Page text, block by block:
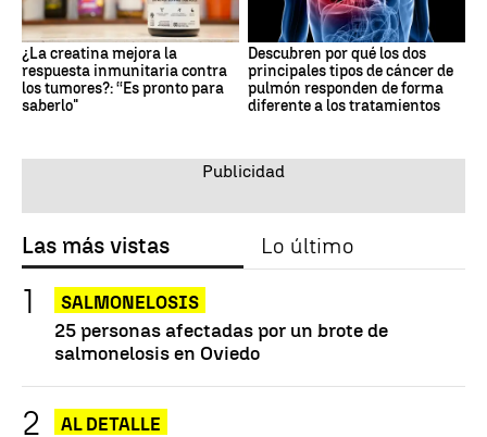
¿La creatina mejora la
respuesta inmunitaria contra
los tumores?: “Es pronto para
saberlo"
Descubren por qué los dos
principales tipos de cáncer de
pulmón responden de forma
diferente a los tratamientos
Las más vistas Lo último
SALMONELOSIS
25 personas afectadas por un brote de
salmonelosis en Oviedo
AL DETALLE